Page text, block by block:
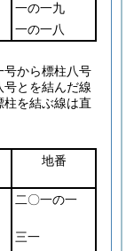
一の一九
一の一八
号から標柱八号
号とを結んだ線
を結ぶ線は直
地番
二〇一の一
三一